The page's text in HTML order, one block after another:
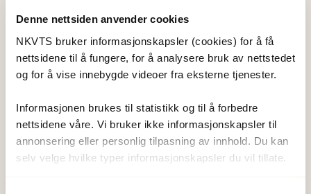
Denne nettsiden anvender cookies
NKVTS bruker informasjonskapsler (cookies) for å få
nettsidene til å fungere, for å analysere bruk av nettstedet
og for å vise innebygde videoer fra eksterne tjenester.
Informasjonen brukes til statistikk og til å forbedre
nettsidene våre. Vi bruker ikke informasjonskapsler til
annonsering eller personlig tilpasning av innhold. Du kan
selv velge hvilke typer informasjonskapsler du vil tillate.
tiltakene blir mindre strenge, sier Bergman.
En tredjedel av krisesentrene oppgir at
koronakrisen og smitteverntiltak blir brukt som
utsettes for.
– Det kan være at voldsutøver bestemmer hvilke
smittevernregler som skal gjelde i parforholdet,